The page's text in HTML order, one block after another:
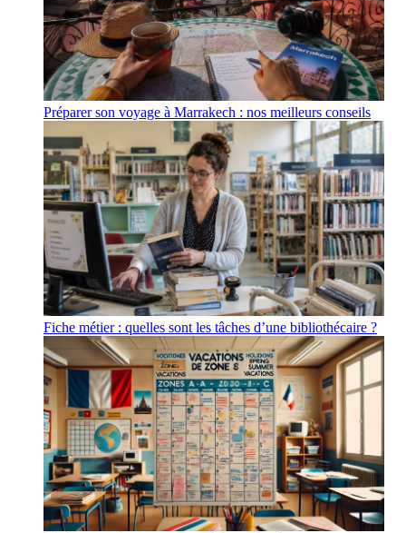
Préparer son voyage à Marrakech : nos meilleurs conseils
Fiche métier : quelles sont les tâches d’une bibliothécaire ?